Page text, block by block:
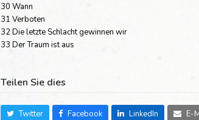
30 Wann
31 Verboten
32 Die letzte Schlacht gewinnen wir
33 Der Traum ist aus
Teilen Sie dies
Twitter Facebook LinkedIn E-